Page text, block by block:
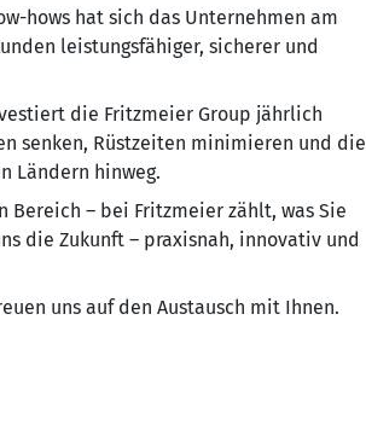
hows hat sich das Unternehmen am
leistungsfähiger, sicherer und
die Fritzmeier Group jährlich
senken, Rüstzeiten minimieren und die
Ländern hinweg.
– bei Fritzmeier zählt, was Sie
die Zukunft – praxisnah, innovativ und
uns auf den Austausch mit Ihnen.